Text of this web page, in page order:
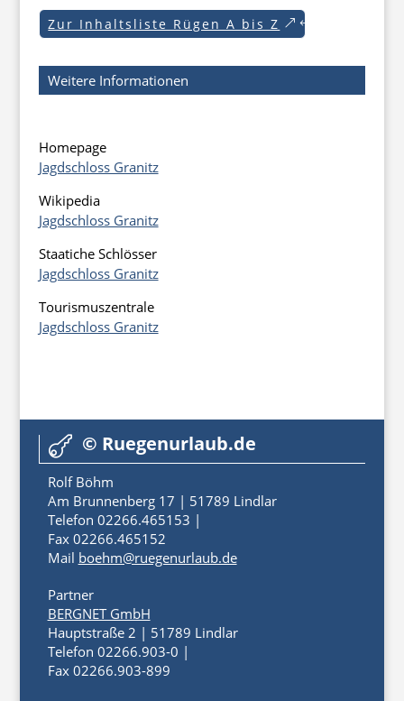
Zur Inhaltsliste Rügen A bis Z
Weitere Informationen
Homepage
Jagdschloss Granitz
Wikipedia
Jagdschloss Granitz
Staatiche Schlösser
Jagdschloss Granitz
Tourismuszentrale
Jagdschloss Granitz
 © Ruegenurlaub.de
Rolf Böhm
Am Brunnenberg 17 | 51789 Lindlar
Telefon 02266.465153 |
Fax 02266.465152
Mail boehm@ruegenurlaub.de
Partner
BERGNET GmbH
Hauptstraße 2 | 51789 Lindlar
Telefon 02266.903-0 |
Fax 02266.903-899